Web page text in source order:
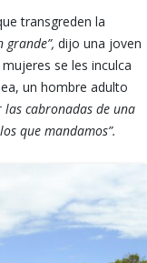
transgreden la
grande”, dijo una joven
se les inculca
un hombre adulto
las cabronadas de una
que mandamos”.